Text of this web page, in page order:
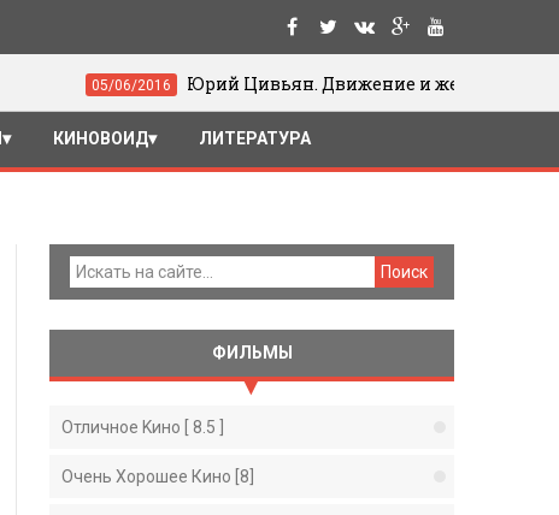
Юрий Цивьян. Движение и жест в кино
КИНОВОИД ЛИТЕРАТУРА
ФИЛЬМЫ
Отличное Kино [ 8.5 ]
Очень Хорошее Кино [8]